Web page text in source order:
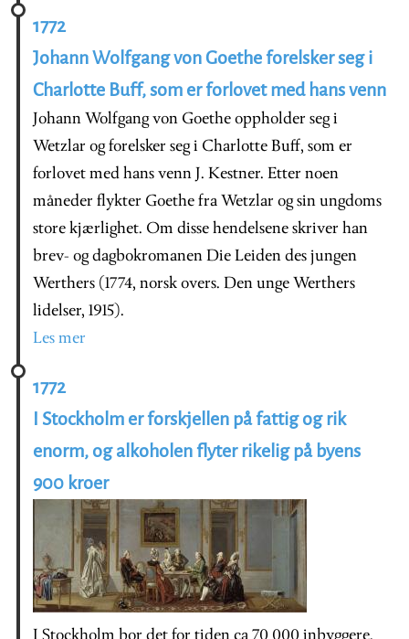
1772
Johann Wolfgang von Goethe forelsker seg i
Charlotte Buff, som er forlovet med hans venn
Johann Wolfgang von Goethe oppholder seg i
Wetzlar og forelsker seg i Charlotte Buff, som er
forlovet med hans venn J. Kestner. Etter noen
måneder flykter Goethe fra Wetzlar og sin ungdoms
store kjærlighet. Om disse hendelsene skriver han
brev- og dagbokromanen Die Leiden des jungen
Werthers (1774, norsk overs. Den unge Werthers
lidelser, 1915).
Les mer
1772
I Stockholm er forskjellen på fattig og rik
enorm, og alkoholen flyter rikelig på byens
900 kroer